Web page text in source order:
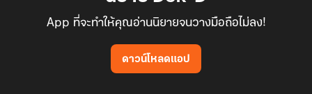
App ที่จะทำให้คุณอ่านนิยายจนวางมือถือไม่ลง!
ดาวน์โหลดแอป